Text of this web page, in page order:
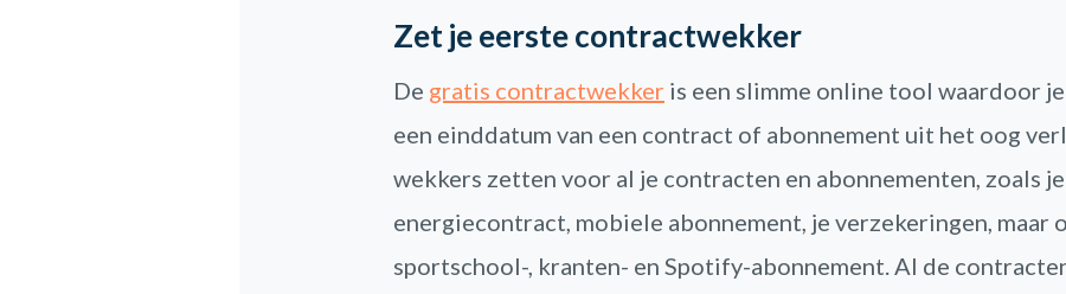
Zet je eerste contractwekker
De gratis contractwekker is een slimme online tool waardoor
een einddatum van een contract of abonnement uit het oog
wekkers zetten voor al je contracten en abonnementen, zoals je
energiecontract, mobiele abonnement, je verzekeringen, maar
sportschool-, kranten- en Spotify-abonnement. Al de